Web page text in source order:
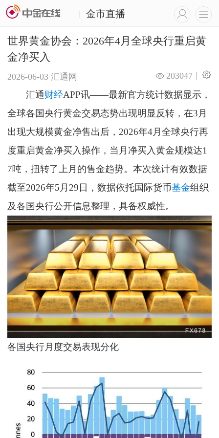
金市直播
世界黄金协会：2026年4月全球央行重启黄
金净买入
2026-06-03 汇通网 |
203047
汇通财经APP讯——最新官方统计数据显示，
全球各国央行黄金交易态势出现明显反转，在3月
出现大规模黄金净售出后，2026年4月全球央行再
度重启黄金净买入操作，当月净买入黄金规模达1
7吨，扭转了上月的售金趋势。本次统计有效数据
截至2026年5月29日，数据依托国际货币基金组织
及各国央行公开信息整理，具备权威性。
各国央行月度交易表现分化